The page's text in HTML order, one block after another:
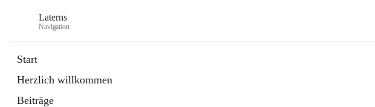
Laterns
Navigation
Start
Herzlich willkommen
Beiträge